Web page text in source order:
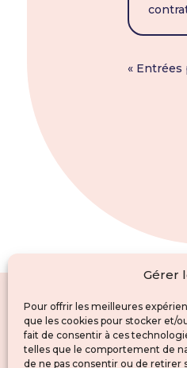
Gérer
Pour offrir les meilleures
que les cookies pour stocker et/
fait de consentir à ces
telles que le comportement de
de ne pas consentir ou de
«